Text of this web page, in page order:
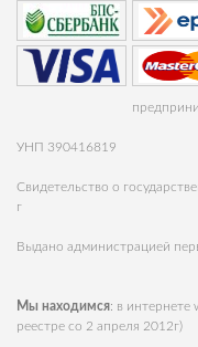
УНП 390416819
Свидетельство о
г
Выдано администрацией
Мы находимся: в интернете
реестре со 2 апреля 2012г)